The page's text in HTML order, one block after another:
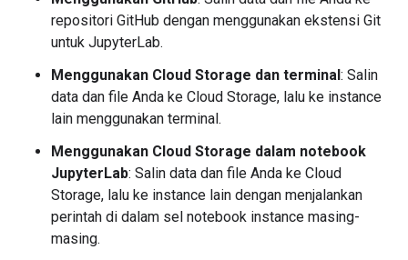
repositori GitHub dengan menggunakan ekstensi Git
untuk JupyterLab.
Menggunakan Cloud Storage dan terminal: Salin
data dan file Anda ke Cloud Storage, lalu ke instance
lain menggunakan terminal.
Menggunakan Cloud Storage dalam notebook
JupyterLab: Salin data dan file Anda ke Cloud
Storage, lalu ke instance lain dengan menjalankan
perintah di dalam sel notebook instance masing-
masing.